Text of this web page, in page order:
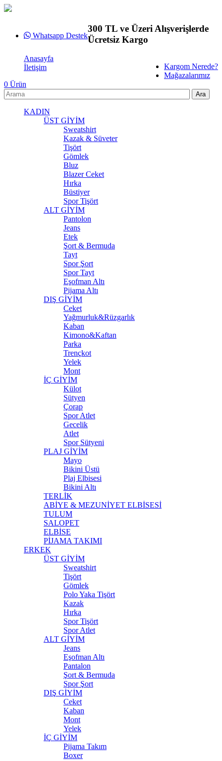
Whatsapp Destek
300 TL ve Üzeri Alışverişlerde
Ücretsiz Kargo
Kargom Nerede?
Mağazalarımız
Anasayfa
İletişim
0 Ürün
KADIN
ÜST GİYİM
Sweatshirt
Kazak & Süveter
Tişört
Gömlek
Bluz
Blazer Ceket
Hırka
Büstiyer
Spor Tişört
ALT GİYİM
Pantolon
Jeans
Etek
Şort & Bermuda
Tayt
Spor Şort
Spor Tayt
Eşofman Altı
Pijama Altı
DIŞ GİYİM
Ceket
Yağmurluk&Rüzgarlık
Kaban
Kimono&Kaftan
Parka
Trençkot
Yelek
Mont
İÇ GİYİM
Külot
Sütyen
Çorap
Spor Atlet
Gecelik
Atlet
Spor Sütyeni
PLAJ GİYİM
Mayo
Bikini Üstü
Plaj Elbisesi
Bikini Altı
TERLİK
ABİYE & MEZUNİYET ELBİSESİ
TULUM
SALOPET
ELBİSE
PİJAMA TAKIMI
ERKEK
ÜST GİYİM
Sweatshirt
Tişört
Gömlek
Polo Yaka Tişört
Kazak
Hırka
Spor Tişört
Spor Atlet
ALT GİYİM
Jeans
Eşofman Altı
Pantalon
Şort & Bermuda
Spor Şort
DIŞ GİYİM
Ceket
Kaban
Mont
Yelek
İÇ GİYİM
Pijama Takım
Boxer